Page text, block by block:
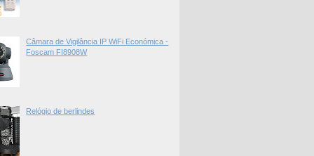
Câmara de Vigilância IP WiFi Económica -
Foscam FI8908W
Relógio de berlindes